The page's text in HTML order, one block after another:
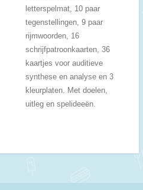
letterspelmat, 10 paar
tegenstellingen, 9 paar
rijmwoorden, 16
schrijfpatroonkaarten, 36
kaartjes voor auditieve
synthese en analyse en 3
kleurplaten. Met doelen,
uitleg en spelideeën.